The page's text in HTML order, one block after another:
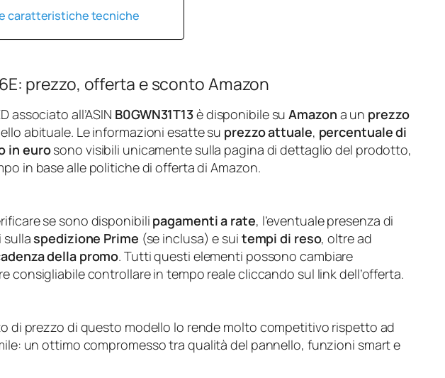
le caratteristiche tecniche
prezzo, offerta e sconto Amazon
associato all’ASIN B0GWN31T13è disponibile suAmazon a un prezzo
abituale. Le informazioni esatte su prezzo attuale, percentuale di
in eurosono visibili unicamente sulla pagina di dettaglio del prodotto,
in base alle politiche di offerta di Amazon.
se sono disponibili pagamenti a rate, l’eventuale presenza di
sullaspedizione Prime (se inclusa) e sui tempi di reso, oltre ad
della promo. Tutti questi elementi possono cambiare
consigliabile controllare in tempo reale cliccando sul link dell’offerta.
di prezzo di questo modello lo rende molto competitivo rispetto ad
un ottimo compromesso tra qualità del pannello, funzioni smart e